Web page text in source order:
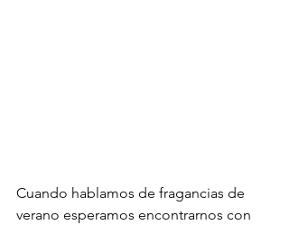
Cuando hablamos de fragancias de
verano esperamos encontrarnos con